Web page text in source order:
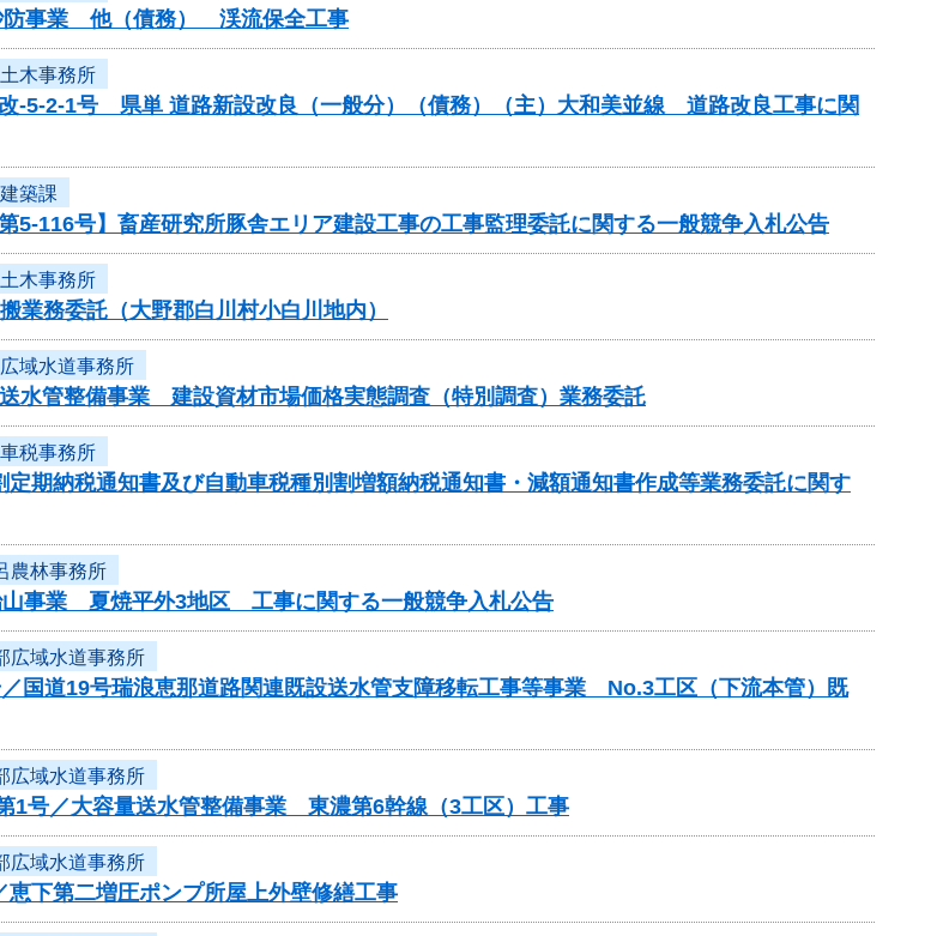
防事業 他（債務） 渓流保全工事
木事務所
改-5-2-1号 県単 道路新設改良（一般分）（債務）（主）大和美並線 道路改良工事に関
築課
5-116号】畜産研究所豚舎エリア建設工事の工事監理委託に関する一般競争入札公告
木事務所
業務委託（大野郡白川村小白川地内）
域水道事務所
水管整備事業 建設資材市場価格実態調査（特別調査）業務委託
税事務所
期納税通知書及び自動車税種別割増額納税通知書・減額通知書作成等業務委託に関す
農林事務所
山事業 夏焼平外3地区 工事に関する一般競争入札公告
広域水道事務所
／国道19号瑞浪恵那道路関連既設送水管支障移転工事等事業 No.3工区（下流本管）既
広域水道事務所
1号／大容量送水管整備事業 東濃第6幹線（3工区）工事
広域水道事務所
恵下第二増圧ポンプ所屋上外壁修繕工事